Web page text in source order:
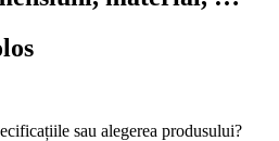
sau alegerea produsului?